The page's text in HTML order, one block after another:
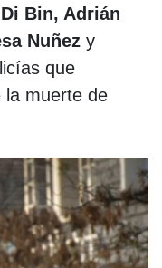
Bin, Adrián
Nuñez y
que
la muerte de